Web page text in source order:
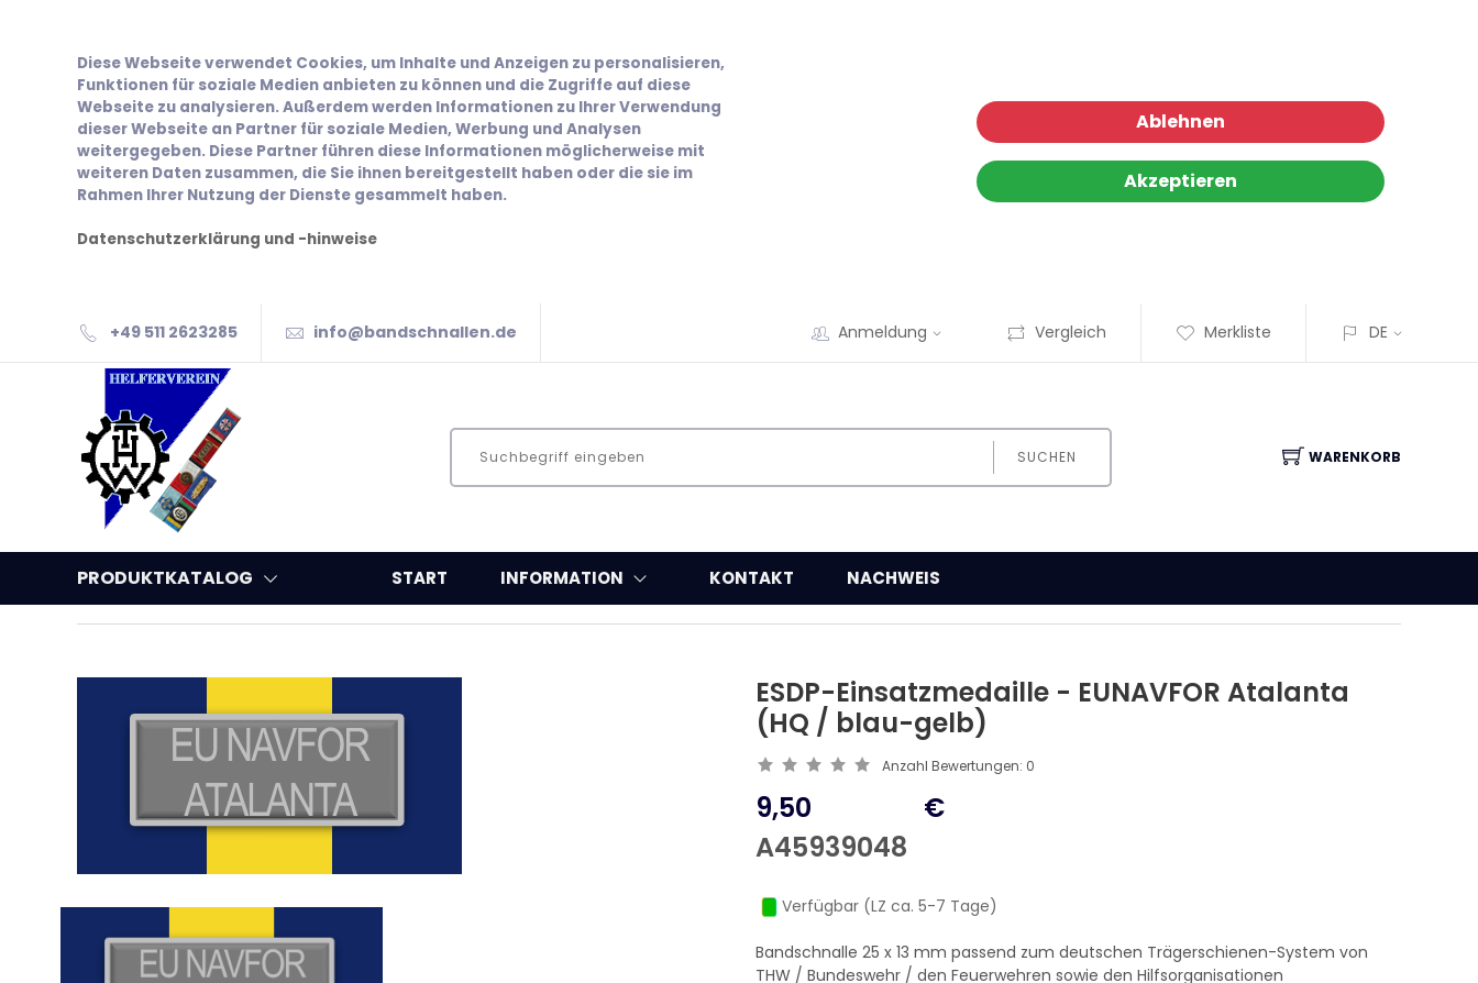
Diese Webseite verwendet Cookies, um Inhalte und Anzeigen zu personalisieren,
Funktionen für soziale Medien anbieten zu können und die Zugriffe auf diese
Webseite zu analysieren. Außerdem werden Informationen zu Ihrer Verwendung
dieser Webseite an Partner für soziale Medien, Werbung und Analysen
weitergegeben. Diese Partner führen diese Informationen möglicherweise mit
weiteren Daten zusammen, die Sie ihnen bereitgestellt haben oder die sie im
Rahmen Ihrer Nutzung der Dienste gesammelt haben.
Datenschutzerklärung und -hinweise
Ablehnen
Akzeptieren
+49 511 2623285 info@bandschnallen.de Anmeldung Vergleich Merkliste DE
SUCHEN WARENKORB
PRODUKTKATALOG START INFORMATION KONTAKT NACHWEIS
ESDP-Einsatzmedaille - EUNAVFOR Atalanta
(HQ / blau-gelb)
Anzahl Bewertungen: 0
9,50
A45939048
€
Verfügbar (LZ ca. 5-7 Tage)
Bandschnalle 25 x 13 mm passend zum deutschen Trägerschienen-System von
THW / Bundeswehr / den Feuerwehren sowie den Hilfsorganisationen